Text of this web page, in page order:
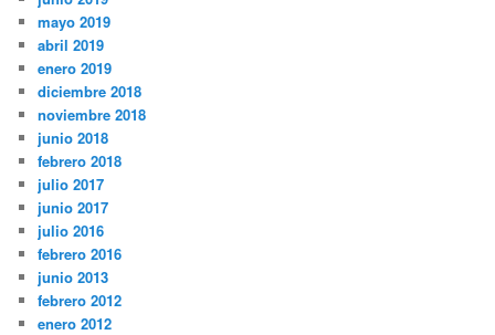
mayo 2019
abril 2019
enero 2019
diciembre 2018
noviembre 2018
junio 2018
febrero 2018
julio 2017
junio 2017
julio 2016
febrero 2016
junio 2013
febrero 2012
enero 2012